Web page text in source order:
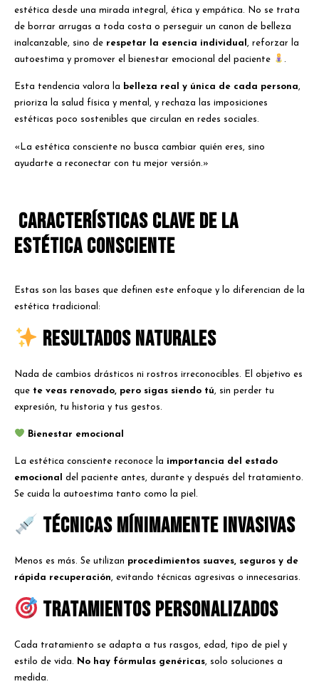
estética desde una mirada integral, ética y empática. No se trata
de borrar arrugas a toda costa o perseguir un canon de belleza
inalcanzable, sino de respetar la esencia individual , reforzar la
autoestima y promover el bienestar emocional del paciente
.
Esta tendencia valora la belleza real y única de cada persona,
prioriza la salud física y mental, y rechaza las imposiciones
estéticas poco sostenibles que circulan en redes sociales.
«La estética consciente no busca cambiar quién eres, sino
ayudarte a reconectar con tu mejor versión.»
Características clave de la
estética consciente
Estas son las bases que definen este enfoque y lo diferencian de la
estética tradicional:
Resultados naturales
Nada de cambios drásticos ni rostros irreconocibles. El objetivo es
que te veas renovado, pero sigas siendo tú , sin perder tu
expresión, tu historia y tus gestos.
Bienestar emocional
La estética consciente reconoce la importancia del estado
emocional
del paciente antes, durante y después del tratamiento.
Se cuida la autoestima tanto como la piel.
Técnicas mínimamente invasivas
Menos es más. Se utilizan procedimientos suaves, seguros y de
rápida recuperación, evitando técnicas agresivas o innecesarias.
Tratamientos personalizados
Cada tratamiento se adapta a tus rasgos, edad, tipo de piel y
estilo de vida. No hay fórmulas genéricas, solo soluciones a
medida.